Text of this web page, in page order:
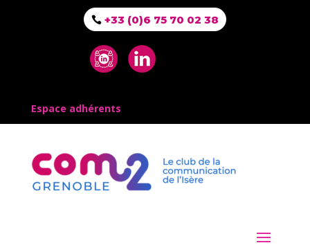
+33 (0)6 75 70 02 38
Espace adhérents